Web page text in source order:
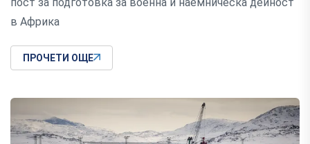
в Африка
ПРОЧЕТИ ОЩЕ